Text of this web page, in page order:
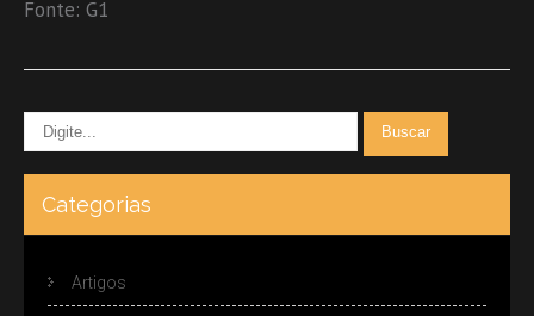
Fonte: G1
Categorias
Artigos